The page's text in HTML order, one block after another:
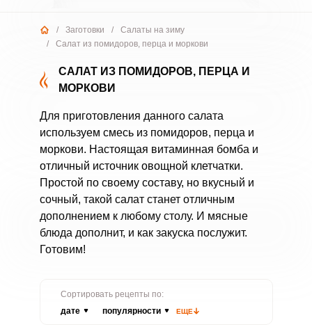
/ Заготовки /
Салаты на зиму
/
Салат из помидоров, перца и моркови
САЛАТ ИЗ ПОМИДОРОВ, ПЕРЦА И
МОРКОВИ
Для приготовления данного салата
используем смесь из помидоров, перца и
моркови. Настоящая витаминная бомба и
отличный источник овощной клетчатки.
Простой по своему составу, но вкусный и
сочный, такой салат станет отличным
дополнением к любому столу. И мясные
блюда дополнит, и как закуска послужит.
Готовим!
Сортировать рецепты по:
дате
популярности ЕЩЕ